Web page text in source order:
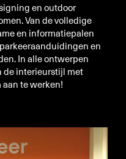
en outdoor
Van de volledige
en informatiepalen
en
In alle ontwerpen
de interieurstijl met
te werken!